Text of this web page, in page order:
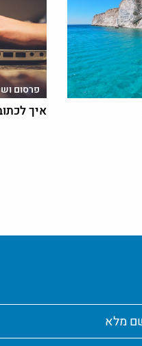
פרסום
איך